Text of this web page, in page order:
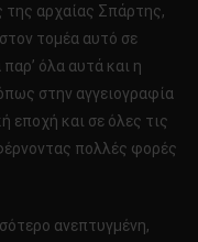
της αρχαίας Σπάρτης,
τομέα αυτό σε
όλα αυτά και η
στην αγγειογραφία
εποχή και σε όλες τις
πολλές φορές
ανεπτυγμένη,